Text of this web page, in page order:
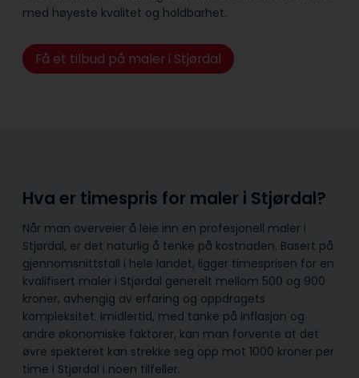
med høyeste kvalitet og holdbarhet.
Få et tilbud på maler i Stjørdal
Hva er timespris for maler i Stjørdal?
Når man overveier å leie inn en profesjonell maler i
Stjørdal, er det naturlig å tenke på kostnaden. Basert på
gjennomsnittstall i hele landet, ligger timesprisen for en
kvalifisert maler i Stjørdal generelt mellom 500 og 900
kroner, avhengig av erfaring og oppdragets
kompleksitet. Imidlertid, med tanke på inflasjon og
andre økonomiske faktorer, kan man forvente at det
øvre spekteret kan strekke seg opp mot 1000 kroner per
time i Stjørdal i noen tilfeller.